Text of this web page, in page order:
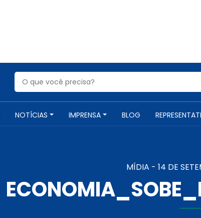
NOTÍCIAS IMPRENSA BLOG
MÍDIA - 14 DE